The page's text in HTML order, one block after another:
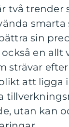
två trender
smarta
sin
en
strävar
att ligga
utan kan